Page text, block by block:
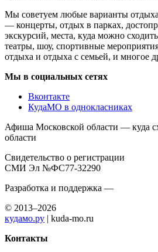
Мы советуем любые варианты
— концерты, отдых в парках,
экскурсий, места, куда можно
театры, шоу, спортивные
отдыха и отдыха с семьей, и многое
Мы в социальных сетях
Вконтакте
КудаМО в однокласниках
Афиша Московской области — куда
области
Свидетельство о регистрации
СМИ Эл №ФС77-32290
Разработка и поддержка —
© 2013–2026
кудамо.ру | kuda-mo.ru
Контакты